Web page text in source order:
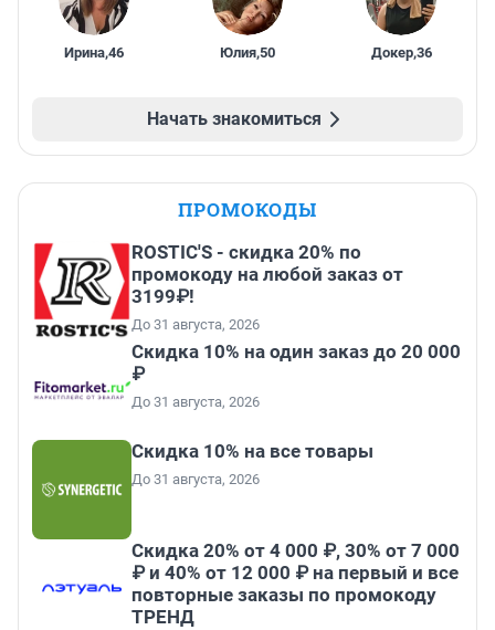
Ирина,46 Юлия,50 Докер,36
Начать знакомиться
ПРОМОКОДЫ
ROSTIC'S - скидка 20% по
промокоду на любой заказ от
3199₽!
До 31 августа, 2026
Скидка 10% на один заказ до 20 000
₽
До 31 августа, 2026
Скидка 10% на все товары
До 31 августа, 2026
Скидка 20% от 4 000 ₽, 30% от 7 000
₽ и 40% от 12 000 ₽ на первый и все
повторные заказы по промокоду
ТРЕНД